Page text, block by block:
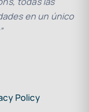
en un único
Policy